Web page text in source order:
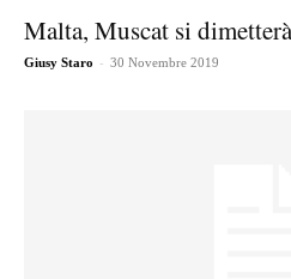
Malta, Muscat si
Giusy Staro - 30 Novembre 2019